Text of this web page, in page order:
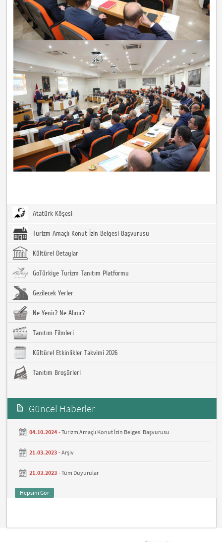
Atatürk Köşesi
Turizm Amaçlı Konut İzin Belgesi Başvurusu
Kültürel Detaylar
GoTürkiye Turizm Tanıtım Platformu
Gezilecek Yerler
Ne Yenir? Ne Alınır?
Tanıtım Filmleri
Kültürel Etkinlikler Takvimi 2026
Tanıtım Broşürleri
Güncel Haberler
04.10.2024 -Turizm Amaçlı Konut İzin Belgesi Başvurusu
21.03.2023 -Arşiv
21.03.2023 -Tüm Duyurular
Hepsini Gör